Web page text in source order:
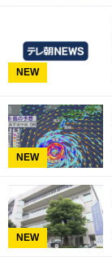
NEW
NEW
NEW